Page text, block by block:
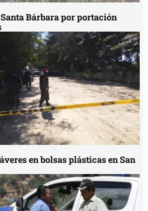
Bárbara por portación
en bolsas plásticas en San